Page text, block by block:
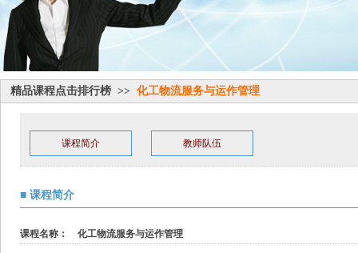
精品课程点击排行榜 >> 化工物流服务与运作管理
课程简介 教师队伍
■ 课程简介
课程名称： 化工物流服务与运作管理